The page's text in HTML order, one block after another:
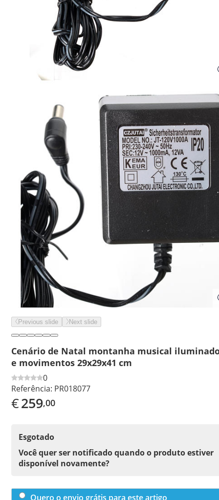
Previous slide Next slide
Cenário de Natal montanha musical
e movimentos 29x29x41 cm
0
Referência: PR018077
€259,00
Esgotado
Você quer ser notificado quando o produto estiver
disponível novamente?
Quero o envio grátis para este artigo